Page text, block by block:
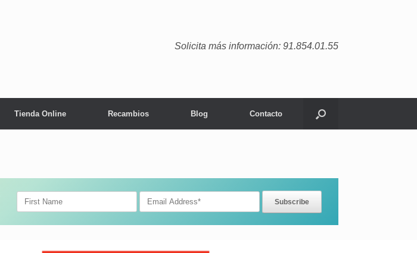
Solicita más información: 91.854.01.55
Tienda Online Recambios Blog Contacto